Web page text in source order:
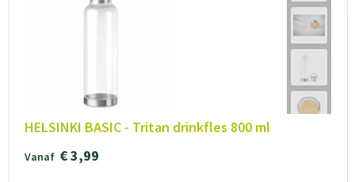
HELSINKI BASIC - Tritan drinkfles 800 ml
Vanaf € 3,99